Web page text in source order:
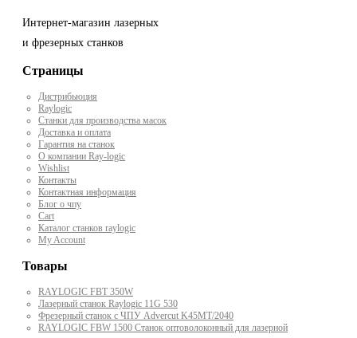
Интернет-магазин лазерных
и фрезерных станков
Страницы
Дистрибьюция
Raylogic
Станки для производства масок
Доставка и оплата
Гарантия на станок
О компании Ray-logic
Wishlist
Контакты
Контактная информация
Блог о чпу
Cart
Каталог станков raylogic
My Account
Товары
RAYLOGIC FBT 350W
Лазерный станок Raylogic 11G 530
Фрезерный станок с ЧПУ Advercut K45MT/2040
RAYLOGIC FBW 1500 Станок оптоволоконный для лазерной